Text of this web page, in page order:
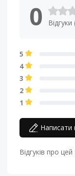
0 Відгуки
5
4
3
2
1
Написати
Відгуків про